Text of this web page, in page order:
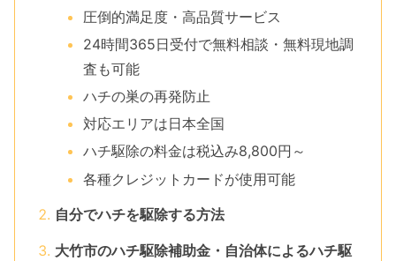
圧倒的満足度・高品質サービス
24時間365日受付で無料相談・無料現地調
査も可能
ハチの巣の再発防止
対応エリアは日本全国
ハチ駆除の料金は税込み8,800円～
各種クレジットカードが使用可能
自分でハチを駆除する方法
大竹市のハチ駆除補助金・自治体によるハチ駆